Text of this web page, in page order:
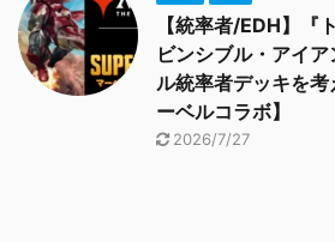
【統率者/EDH】『
ビンシブル・アイ
ル統率者デッキを
ーベルコラボ】
2026/7/27